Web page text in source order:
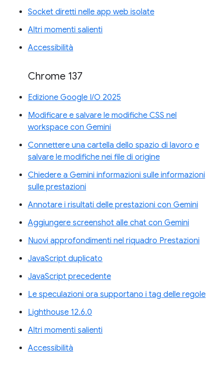
Socket diretti nelle app web isolate
Altri momenti salienti
Accessibilità
Chrome 137
Edizione Google I/O 2025
Modificare e salvare le modifiche CSS nel
workspace con Gemini
Connettere una cartella dello spazio di lavoro e
salvare le modifiche nei file di origine
Chiedere a Gemini informazioni sulle informazioni
sulle prestazioni
Annotare i risultati delle prestazioni con Gemini
Aggiungere screenshot alle chat con Gemini
Nuovi approfondimenti nel riquadro Prestazioni
JavaScript duplicato
JavaScript precedente
Le speculazioni ora supportano i tag delle regole
Lighthouse 12.6.0
Altri momenti salienti
Accessibilità